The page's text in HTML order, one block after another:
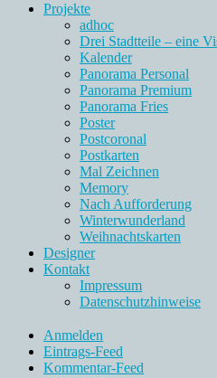
Projekte
adhoc
Drei Stadtteile – eine
Kalender
Panorama Personal
Panorama Premium
Panorama Fries
Poster
Postcoronal
Postkarten
Mal Zeichnen
Memory
Nach Aufforderung
Winterwunderland
Weihnachtskarten
Designer
Kontakt
Impressum
Datenschutzhinweise
Anmelden
Eintrags-Feed
Kommentar-Feed